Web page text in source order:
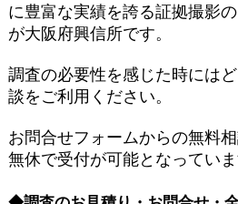
に豊富な実績を誇る証拠撮影
が大阪府興信所です。
調査の必要性を感じた時には
談をご利用ください。
お問合せフォームからの無料
無休で受付が可能となっていま